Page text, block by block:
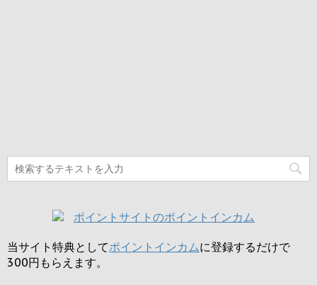
当サイト特典としてポイントインカムに登録するだけで
300円 もらえます。